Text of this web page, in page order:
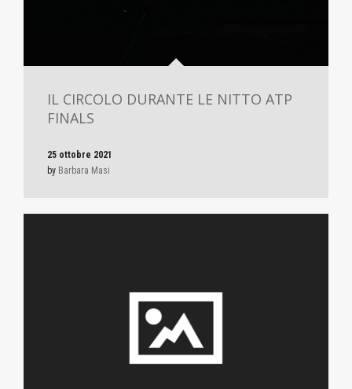
IL CIRCOLO DURANTE LE NITTO ATP
FINALS
25 ottobre 2021
by Barbara Masi